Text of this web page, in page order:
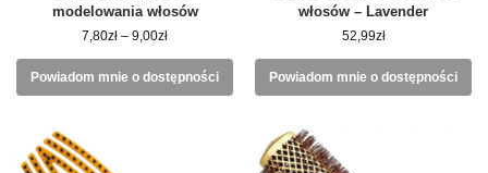
modelowania włosów
7,80zł – 9,00zł
Powiadom mnie o dostępności
włosów – Lavender
52,99zł
Powiadom mnie o dostępności